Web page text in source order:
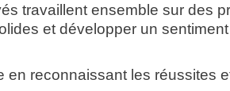
travaillent ensemble sur des
et développer un sentiment
en reconnaissant les réussites